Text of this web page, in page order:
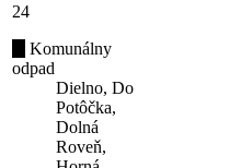
24
Komunálny
odpad
Dielno, Do
Potôčka,
Dolná
Roveň,